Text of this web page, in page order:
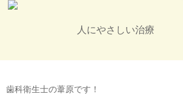
人にやさしい治療
あるパン屋さん♪
科衛生士の葦原です！